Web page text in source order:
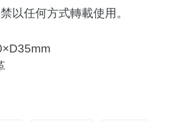
以任何方式轉載使用。
35mm